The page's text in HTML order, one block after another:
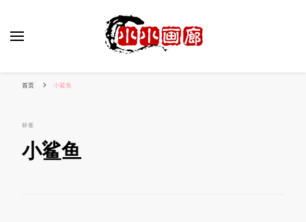
首页 小鲨鱼
标签
小鲨鱼